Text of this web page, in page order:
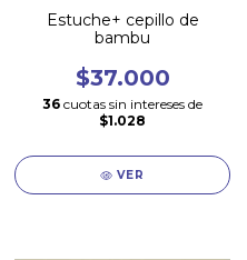
Estuche+ cepillo de
bambu
$37.000
36 cuotas sin intereses de
$1.028
VER